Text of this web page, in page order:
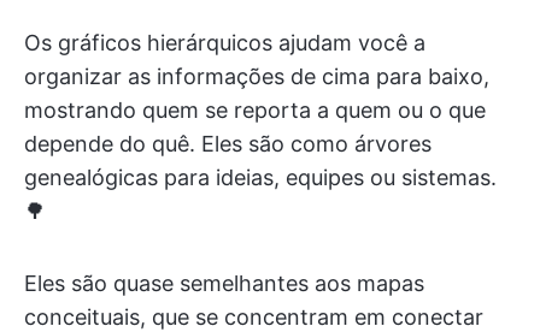
Os gráficos hierárquicos ajudam você a
organizar as informações de cima para baixo,
mostrando quem se reporta a quem ou o que
depende do quê. Eles são como árvores
genealógicas para ideias, equipes ou sistemas.
🌳
Eles são quase semelhantes aos mapas
conceituais, que se concentram em conectar